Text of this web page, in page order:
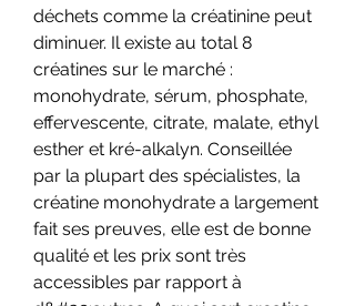
déchets comme la créatinine peut
diminuer. Il existe au total 8
créatines sur le marché :
monohydrate, sérum, phosphate,
effervescente, citrate, malate, ethyl
esther et kré-alkalyn. Conseillée
par la plupart des spécialistes, la
créatine monohydrate a largement
fait ses preuves, elle est de bonne
qualité et les prix sont très
accessibles par rapport à